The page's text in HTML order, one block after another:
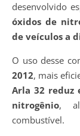
desenvolvido
óxidos de
de veículos a
O uso desse
2012, mais
Arla 32 reduz
nitrogênio,
combustível.